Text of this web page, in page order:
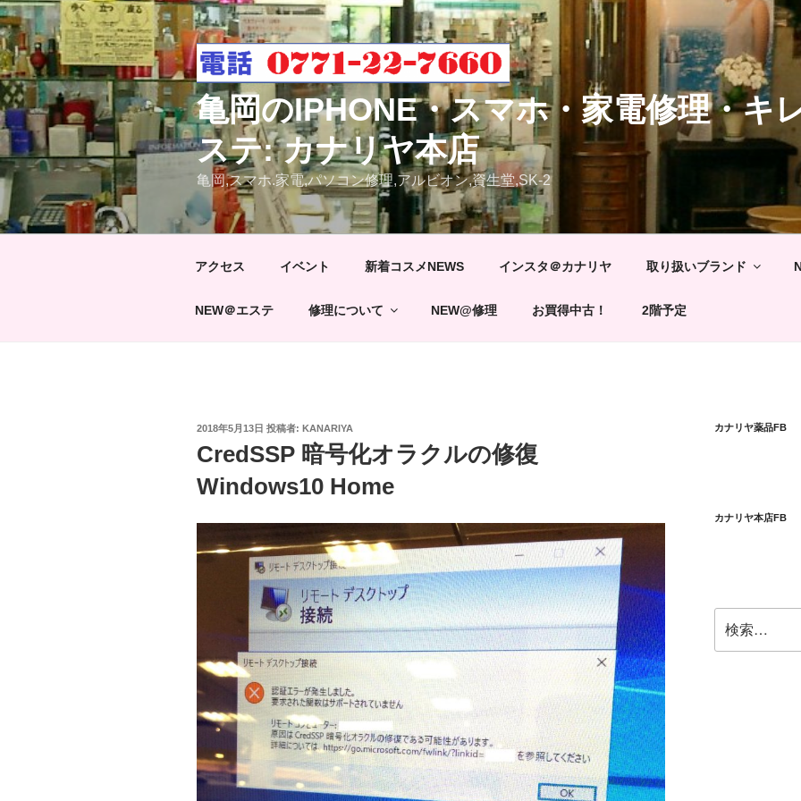
コ
ン
テ
ン
ツ
へ
ス
キ
ッ
プ
亀岡のIPHONE・スマホ・家電修理・キ
ステ: カナリヤ本店
亀岡,スマホ.家電,パソコン修理,アルビオン,資生堂,SK-2
アクセス イベント 新着コスメNEWS インスタ＠カナリヤ 取り扱いブランド
NEW＠エステ 修理について NEW@修理 お買得中古！ 2階予定
投
日:
2018年5月13日 投稿者: KANARIYA
CredSSP 暗号化オラクルの修復
Windows10 Home
カナリヤ薬品FB
カナリヤ本店FB
索: